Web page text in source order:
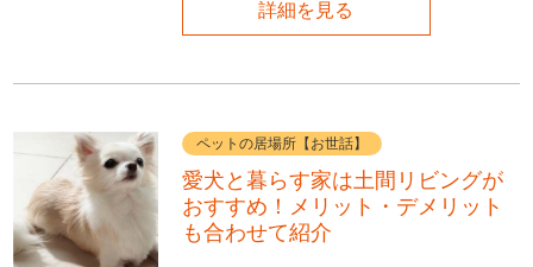
詳細を見る
ペットの居場所【お世話】
愛犬と暮らす家は土間リビングが
おすすめ！メリット・デメリット
も合わせて紹介